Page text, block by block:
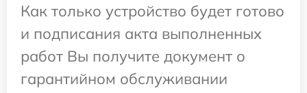
Как только устройство будет готово
и подписания акта выполненных
работ Вы получите документ о
гарантийном обслуживании